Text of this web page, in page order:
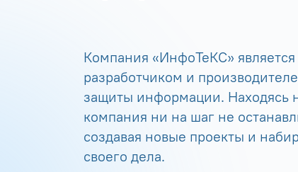
Компания «ИнфоТеКС»
разработчиком и
защиты информации. Находясь
компания ни на шаг не
создавая новые проекты и
своего дела.